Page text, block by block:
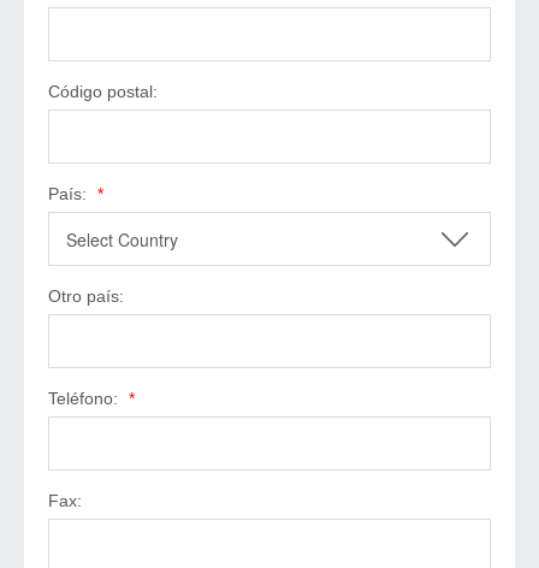
Código postal:
País: *
Otro país:
Teléfono: *
Fax: